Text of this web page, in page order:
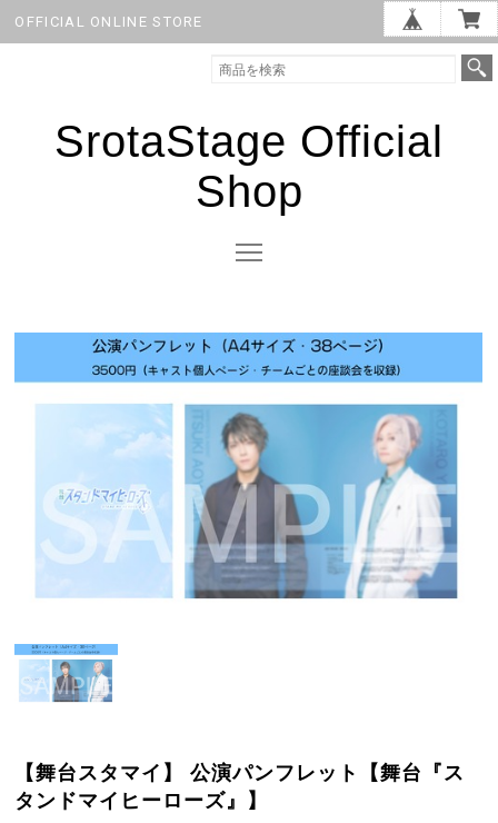
OFFICIAL ONLINE STORE
SrotaStage Official
Shop
【舞台スタマイ】 公演パンフレット【舞台『ス
タンドマイヒーローズ』】